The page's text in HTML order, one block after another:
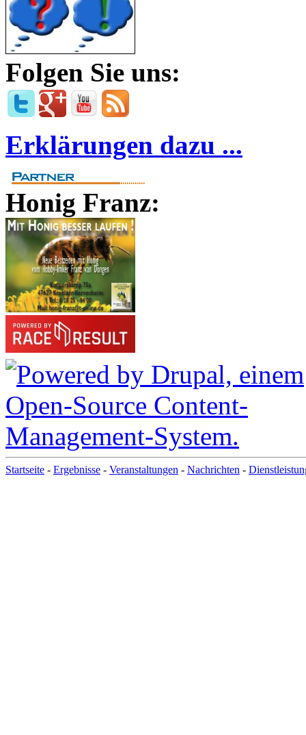
Folgen Sie uns:
Erklärungen dazu ...
Honig Franz:
Startseite - Ergebnisse - Veranstaltungen - Nachrichten -